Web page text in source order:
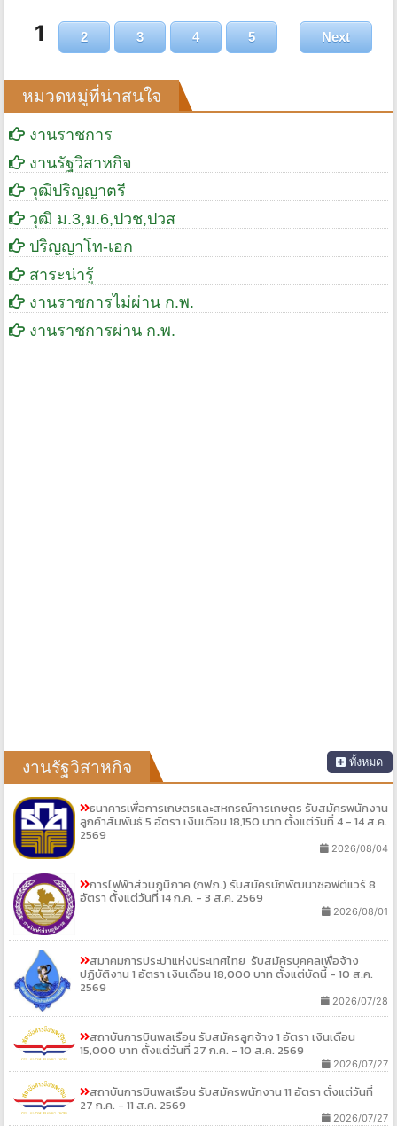
1 2 3 4 5 Next
หมวดหมู่ที่น่าสนใจ
งานราชการ
งานรัฐวิสาหกิจ
วุฒิปริญญาตรี
วุฒิ ม.3,ม.6,ปวช,ปวส
ปริญญาโท-เอก
สาระน่ารู้
งานราชการไม่ผ่าน ก.พ.
งานราชการผ่าน ก.พ.
งานรัฐวิสาหกิจ ทั้งหมด
ธนาคารเพื่อการเกษตรและสหกรณ์การเกษตร รับสมัครพนักงาน
ลูกค้าสัมพันธ์ 5 อัตรา เงินเดือน 18,150 บาท ตั้งแต่วันที่ 4 - 14 ส.ค.
2569
2026/08/04
การไฟฟ้าส่วนภูมิภาค (กฟภ.) รับสมัครนักพัฒนาซอฟต์แวร์ 8
อัตรา ตั้งแต่วันที่ 14 ก.ค. - 3 ส.ค. 2569
2026/08/01
สมาคมการประปาแห่งประเทศไทย รับสมัครบุคคลเพื่อจ้าง
ปฏิบัติงาน 1 อัตรา เงินเดือน 18,000 บาท ตั้งแต่บัดนี้ - 10 ส.ค.
2569
2026/07/28
สถาบันการบินพลเรือน รับสมัครลูกจ้าง 1 อัตรา เงินเดือน
15,000 บาท ตั้งแต่วันที่ 27 ก.ค. - 10 ส.ค. 2569
2026/07/27
สถาบันการบินพลเรือน รับสมัครพนักงาน 11 อัตรา ตั้งแต่วันที่
27 ก.ค. - 11 ส.ค. 2569
2026/07/27